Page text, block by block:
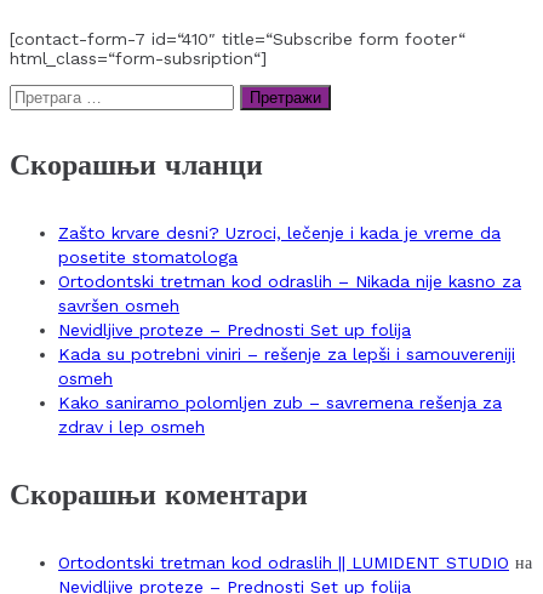
[contact-form-7 id=“410″ title=“Subscribe form footer“
html_class=“form-subsription“]
Претрага
за:
Скорашњи чланци
Zašto krvare desni? Uzroci, lečenje i kada je vreme da
posetite stomatologa
Ortodontski tretman kod odraslih – Nikada nije kasno za
savršen osmeh
Nevidljive proteze – Prednosti Set up folija
Kada su potrebni viniri – rešenje za lepši i samouvereniji
osmeh
Kako saniramo polomljen zub – savremena rešenja za
zdrav i lep osmeh
Скорашњи коментари
Ortodontski tretman kod odraslih || LUMIDENT STUDIO на
Nevidljive proteze – Prednosti Set up folija